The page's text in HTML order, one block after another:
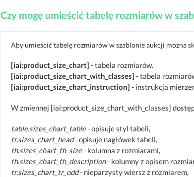
Czy mogę umieścić tabelę rozmiarów w
Aby umieścić tabelę rozmiarów w szablonie aukcji można
[iai:product_size_chart] - tabela rozmiarów.
[iai:product_size_chart_with_classes] - tabela
[iai:product_size_chart_instruction] - instrukcja
W zmiennej [iai:product_size_chart_with_classes]
table.sizes_chart_table- opisuje styl tabeli,
tr.sizes_chart_head- opisuje nagłówek tabeli,
th.sizes_chart_th_size- kolumna z rozmiarami,
th.sizes_chart_th_description- kolumny z opisem
tr.sizes_chart_tr_odd- nieparzysty wiersz z rozmiarem,